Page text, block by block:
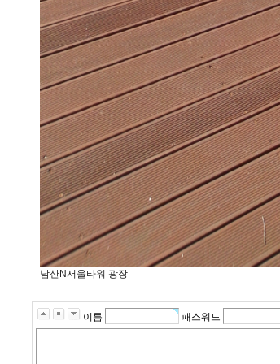
남산N서울타워 광장
이름 패스워드